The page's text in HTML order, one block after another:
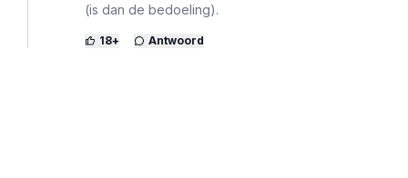
(is dan de bedoeling).
18+ Antwoord